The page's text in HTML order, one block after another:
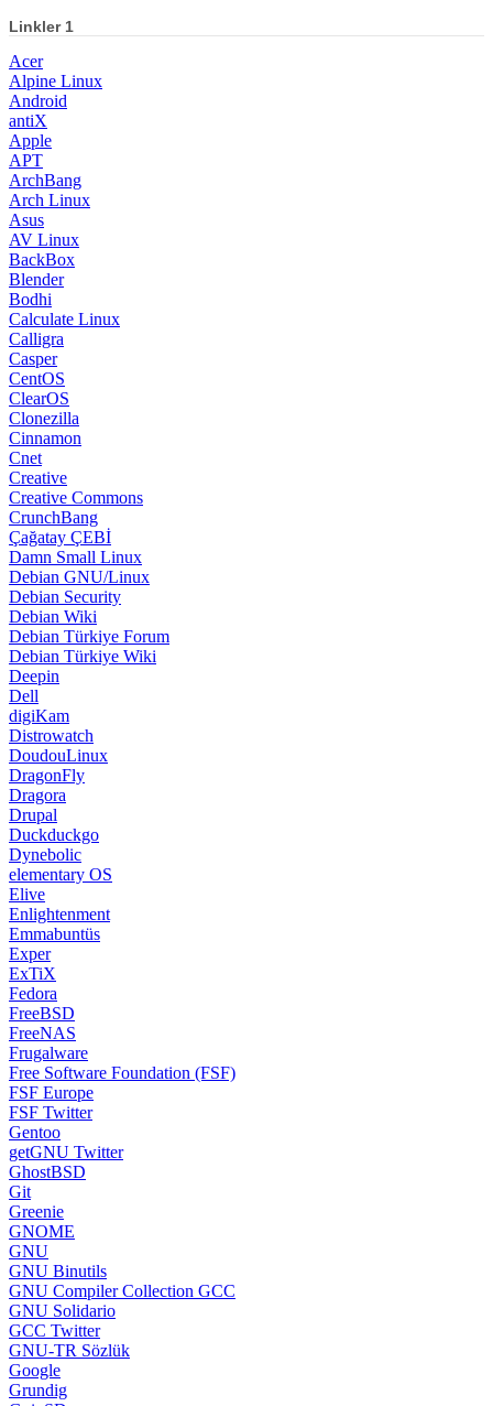
Linkler 1
Acer
Alpine Linux
Android
antiX
Apple
APT
ArchBang
Arch Linux
Asus
AV Linux
BackBox
Blender
Bodhi
Calculate Linux
Calligra
Casper
CentOS
ClearOS
Clonezilla
Cinnamon
Cnet
Creative
Creative Commons
CrunchBang
Çağatay ÇEBİ
Damn Small Linux
Debian GNU/Linux
Debian Security
Debian Wiki
Debian Türkiye Forum
Debian Türkiye Wiki
Deepin
Dell
digiKam
Distrowatch
DoudouLinux
DragonFly
Dragora
Drupal
Duckduckgo
Dynebolic
elementary OS
Elive
Enlightenment
Emmabuntüs
Exper
ExTiX
Fedora
FreeBSD
FreeNAS
Frugalware
Free Software Foundation (FSF)
FSF Europe
FSF Twitter
Gentoo
getGNU Twitter
GhostBSD
Git
Greenie
GNOME
GNU
GNU Binutils
GNU Compiler Collection GCC
GNU Solidario
GCC Twitter
GNU-TR Sözlük
Google
Grundig